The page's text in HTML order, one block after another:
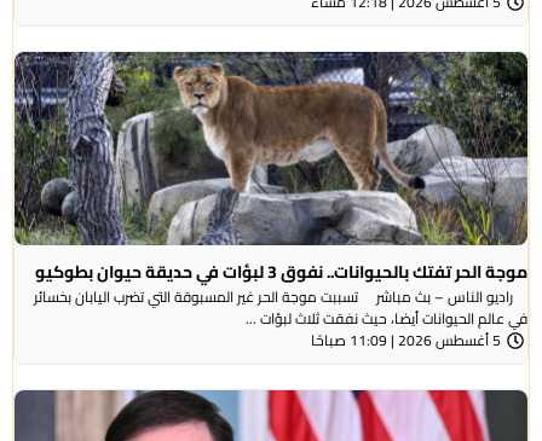
موجة الحر تفتك بالحيوانات.. نفوق 3 لبؤات في حديقة حيوان بطوكيو
راديو الناس – بث مباشر تسببت موجة الحر غير المسبوقة التي تضرب اليابان بخسائر
في عالم الحيوانات أيضا، حيث نفقت ثلاث لبؤات ...
5 أغسطس 2026 | 11:09 صباحًا